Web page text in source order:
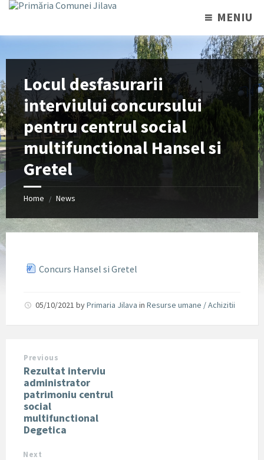
MENIU
Locul desfasurarii
interviului concursului
pentru centrul social
multifunctional Hansel si
Gretel
Home / News
Concurs Hansel si Gretel
05/10/2021 byPrimaria Jilava in Resurse umane / Achizitii
Previous
Rezultat interviu
administrator
patrimoniu centrul
social
multifunctional
Degetica
Next